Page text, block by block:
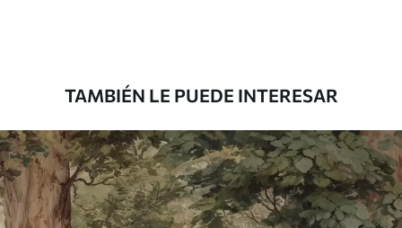
Peel and Stick
12.77$7.66/sq ft
TAMBIÉN LE PUEDE INTERESAR